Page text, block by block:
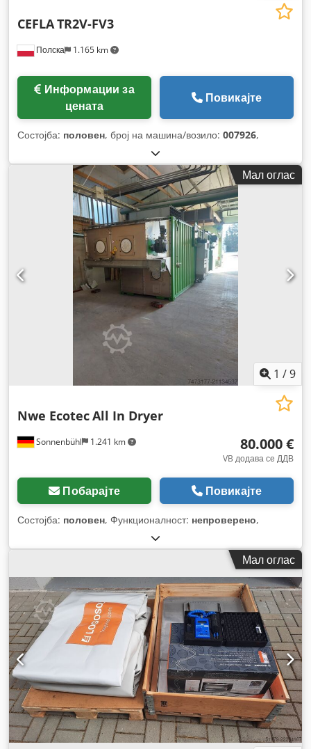
Полска 1.165 km
CEFLATR2V-FV3
цената
Повикајте
Состојба: половен, број на машина/возило: 007926,
Мал оглас
1 /9
Sonnenbühl 1.241 km
Nwe EcotecAll In Dryer
80.000 €
VB додава се ДДВ
Побарајте Повикајте
Состојба: половен, Функционалност: непроверено,
Мал оглас